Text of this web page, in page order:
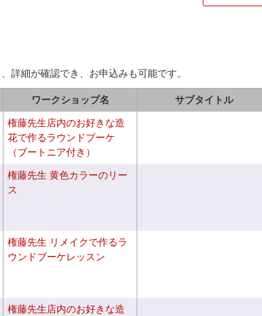
詳細が確認でき、お申込みも可能です。
ワークショップ名 サブタイトル
権藤先生店内のお好きな造
花で作るラウンドブーケ
（ブートニア付き）
権藤先生 黄色カラーのリー
ス
権藤先生 リメイクで作るラ
ウンドブーケレッスン
権藤先生店内のお好きな造